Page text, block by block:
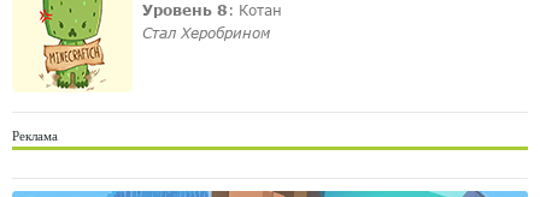
Уровень 8 : Котан
Стал Херобрином
Реклама